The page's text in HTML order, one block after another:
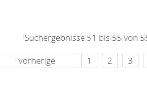
Suchergebnisse 51 bis 55 von
vorherige
1 2 3